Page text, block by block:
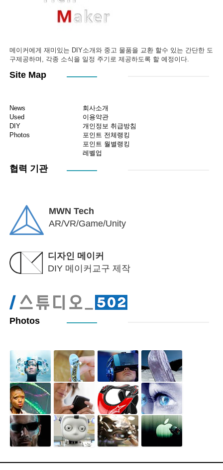
메이커에게 재미있는 DIY소개와 중고 물품을 교환 할수 있는 간단한 도
구제공하며, 각종 소식을 일정 주기로 제공하도록 할 예정이다.
Site Map
News
Used
DIY
Photos
회사소개
이용약관
개인정보 취급방침
포인트 전체랭킹
포인트 월별랭킹
레벨업
협력 기관
MWN Tech
AR/VR/Game/Unity
디자인 메이커
DIY 메이커교구 제작
Photos